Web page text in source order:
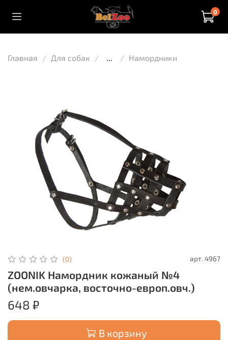
0
Главная Для собак ... Намордники
(0) арт. 4967
ZOONIK Намордник кожаный №4
(нем.овчарка, восточно-европ.овч.)
648 ₽
В корзину